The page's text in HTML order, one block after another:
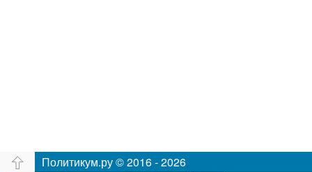
Политикум.ру © 2016 - 2026